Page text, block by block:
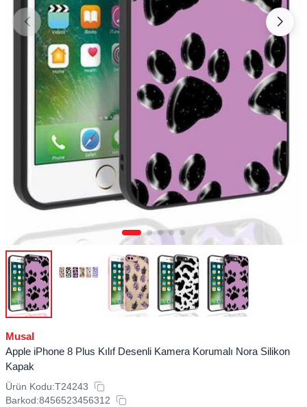
Musal
Apple iPhone 8 Plus Kılıf Desenli Kamera Korumalı Nora Silikon
Kapak
Ürün Kodu:T24243
Barkod:8456523456312